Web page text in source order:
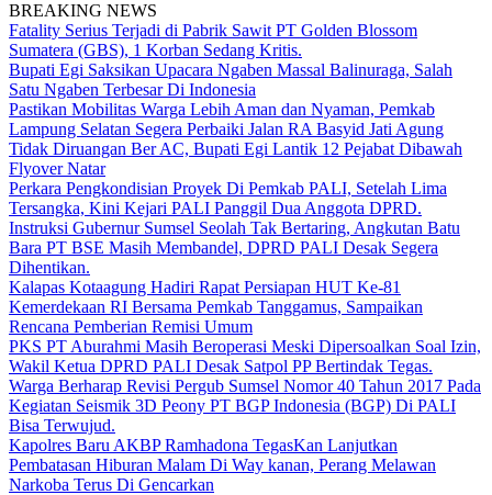
BREAKING NEWS
Fatality Serius Terjadi di Pabrik Sawit PT Golden Blossom
Sumatera (GBS), 1 Korban Sedang Kritis.
Bupati Egi Saksikan Upacara Ngaben Massal Balinuraga, Salah
Satu Ngaben Terbesar Di Indonesia
Pastikan Mobilitas Warga Lebih Aman dan Nyaman, Pemkab
Lampung Selatan Segera Perbaiki Jalan RA Basyid Jati Agung
Tidak Diruangan Ber AC, Bupati Egi Lantik 12 Pejabat Dibawah
Flyover Natar
Perkara Pengkondisian Proyek Di Pemkab PALI, Setelah Lima
Tersangka, Kini Kejari PALI Panggil Dua Anggota DPRD.
Instruksi Gubernur Sumsel Seolah Tak Bertaring, Angkutan Batu
Bara PT BSE Masih Membandel, DPRD PALI Desak Segera
Dihentikan.
Kalapas Kotaagung Hadiri Rapat Persiapan HUT Ke-81
Kemerdekaan RI Bersama Pemkab Tanggamus, Sampaikan
Rencana Pemberian Remisi Umum
PKS PT Aburahmi Masih Beroperasi Meski Dipersoalkan Soal Izin,
Wakil Ketua DPRD PALI Desak Satpol PP Bertindak Tegas.
Warga Berharap Revisi Pergub Sumsel Nomor 40 Tahun 2017 Pada
Kegiatan Seismik 3D Peony PT BGP Indonesia (BGP) Di PALI
Bisa Terwujud.
Kapolres Baru AKBP Ramhadona TegasKan Lanjutkan
Pembatasan Hiburan Malam Di Way kanan, Perang Melawan
Narkoba Terus Di Gencarkan